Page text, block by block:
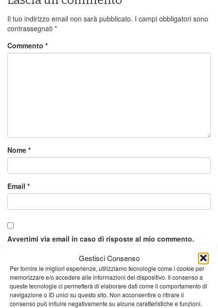
Gestisci Consenso
Per fornire le migliori esperienze, utilizziamo tecnologie come i cookie per
memorizzare e/o accedere alle informazioni del dispositivo. Il consenso a
queste tecnologie ci permetterà di elaborare dati come il comportamento di
navigazione o ID unici su questo sito. Non acconsentire o ritirare il
consenso può influire negativamente su alcune caratteristiche e funzioni.
Il tuo indirizzo email non sarà pubblicato. I campi obbligatori sono
contrassegnati *
Commento *
Nome *
Email *
Avvertimi via email in caso di risposte al mio commento.
Avvertimi via email alla pubblicazione di un nuovo articolo.